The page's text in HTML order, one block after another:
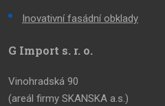
Inovativní fasádní obklady
G Import s. r. o.
Vinohradská 90
(areál firmy SKANSKA a.s.)